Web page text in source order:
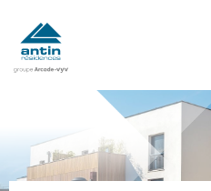
contenu
principal